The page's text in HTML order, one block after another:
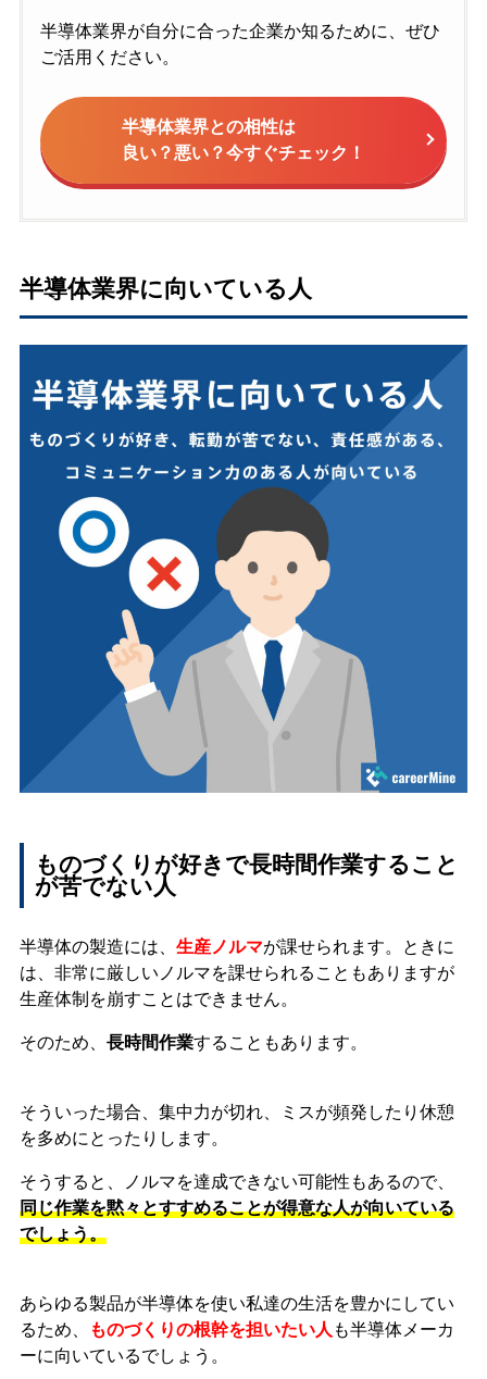
半導体業界が自分に合った企業か知るために、ぜひ
ご活用ください。
半導体業界との相性は
良い？悪い？今すぐチェック！
半導体業界に向いている人
ものづくりが好きで長時間作業すること
が苦でない人
半導体の製造には、 生産ノルマが課せられます。ときに
は、非常に厳しいノルマを課せられることもありますが
生産体制を崩すことはできません。
そのため、 長時間作業することもあります。
そういった場合、集中力が切れ、ミスが頻発したり休憩
を多めにとったりします。
そうすると、ノルマを達成できない可能性もあるので、
同じ作業を黙々とすすめることが得意な人が向いている
でしょう。
あらゆる製品が半導体を使い私達の生活を豊かにしてい
るため、
ものづくりの根幹を担いたい人 も半導体メーカ
ーに向いているでしょう。